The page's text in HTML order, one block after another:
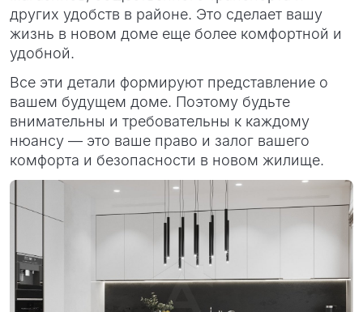
других удобств в районе. Это сделает вашу
жизнь в новом доме еще более комфортной и
удобной.
Все эти детали формируют представление о
вашем будущем доме. Поэтому будьте
внимательны и требовательны к каждому
нюансу — это ваше право и залог вашего
комфорта и безопасности в новом жилище.